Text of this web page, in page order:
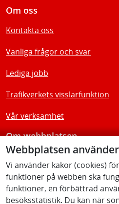
Webbplatsen
Vi använder kakor (cookies)
funktioner på webben ska
funktioner, en förbättrad
besöksstatistik. Du kan när
Om oss
Kontakta oss
Vanliga frågor och svar
Lediga jobb
Trafikverkets visslarfunktion
Vår verksamhet
Om webbplatsen
Tillgänglighetsredogörelse
Följ oss